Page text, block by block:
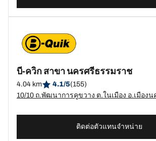
บี-ควิก สาขา นครศรีธรรมราช
4.04 km 4.1/5(155)
ติดต่อตัวแทนจำหน่าย